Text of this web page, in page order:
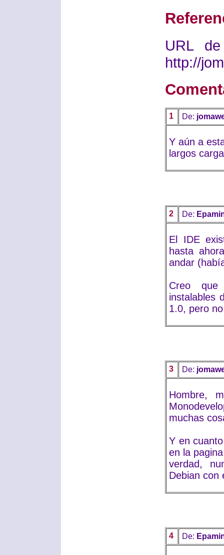
URL
http://
1 De:
Y aún a
largos
2 De:
El IDE
hasta
andar
Creo que
instalables
1.0, pero
3 De:
Hombre,
muchas
Y en
en la
verdad,
Debian con
4 De: